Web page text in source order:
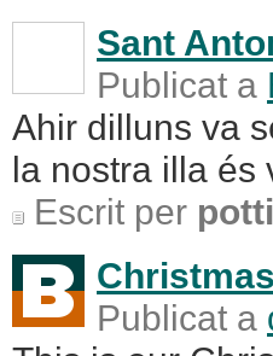
Sant
Publicat a
Ahir dilluns va
la nostra illa és
Escrit per potti
Publicat a